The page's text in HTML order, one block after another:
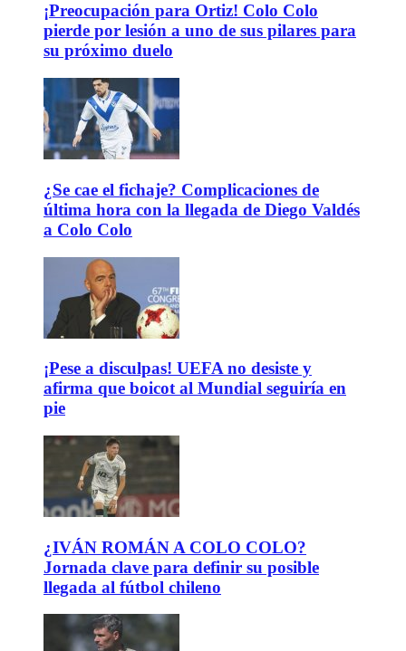
¡Preocupación para Ortiz! Colo Colo
pierde por lesión a uno de sus pilares para
su próximo duelo
¿Se cae el fichaje? Complicaciones de
última hora con la llegada de Diego Valdés
a Colo Colo
¡Pese a disculpas! UEFA no desiste y
afirma que boicot al Mundial seguiría en
pie
¿IVÁN ROMÁN A COLO COLO?
Jornada clave para definir su posible
llegada al fútbol chileno